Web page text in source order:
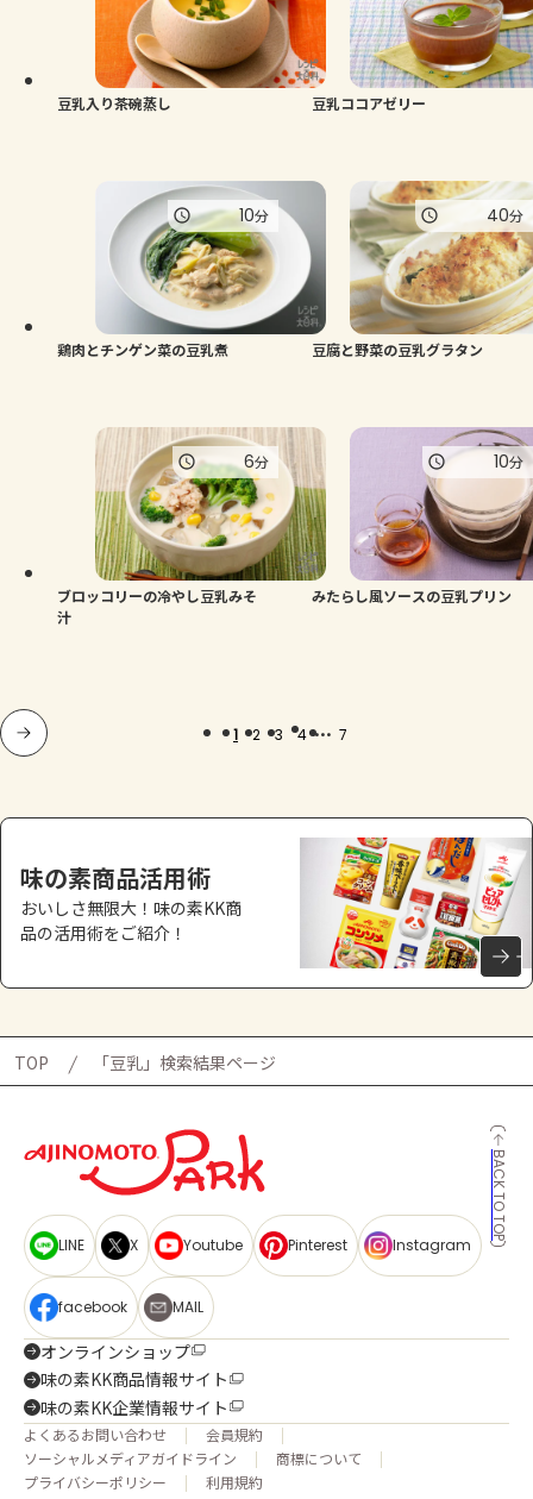
豆乳入り茶碗蒸し 豆乳ココアゼリー
鶏肉とチンゲン菜の豆乳煮
10分
豆腐と野菜の豆乳グラタン
40分
ブロッコリーの冷やし豆乳みそ
汁
6分
みたらし風ソースの豆乳プリン
10分
1 2 3 4 ... 7
味の素商品活用術
おいしさ無限大！味の素KK商
品の活用術をご紹介！
TOP 「豆乳」検索結果ページ
BACK TO TOP
LINE X Youtube Pinterest Instagram
facebook MAIL
オンラインショップ
味の素KK商品情報サイト
味の素KK企業情報サイト
よくあるお問い合わせ
会員規約
ソーシャルメディアガイドライン
商標について
プライバシーポリシー
利用規約